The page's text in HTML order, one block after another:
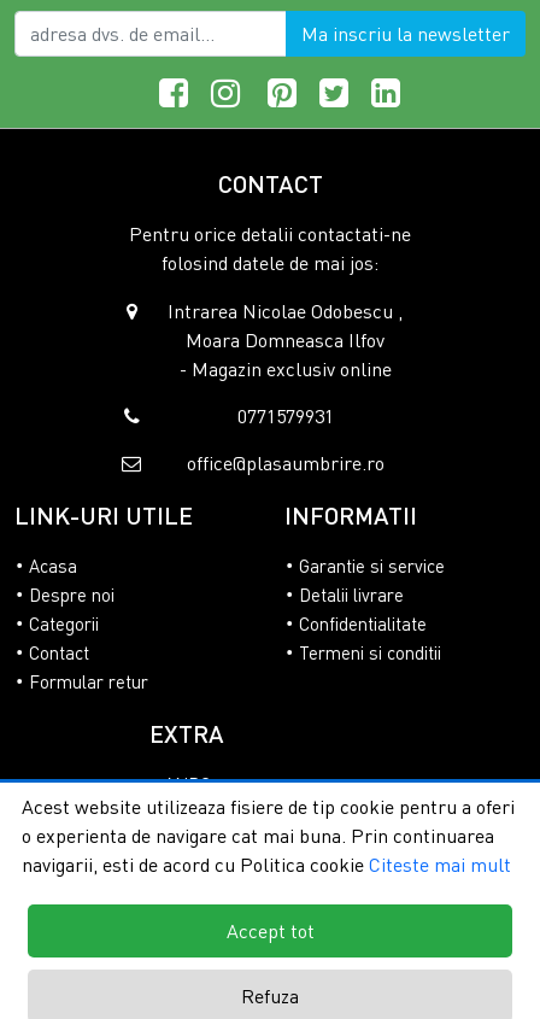
Ma inscriu la newsletter
CONTACT
Pentru orice detalii contactati-ne
folosind datele de mai jos:
Intrarea Nicolae Odobescu ,
Moara Domneasca Ilfov
- Magazin exclusiv online
0771579931
office@plasaumbrire.ro
LINK-URI UTILE
Acasa
Despre noi
Categorii
Contact
Formular retur
INFORMATII
Garantie si service
Detalii livrare
Confidentialitate
Termeni si conditii
EXTRA
ANPC
SOL
Copyright © 2026 - PlasaUmbrire.ro | Toate drepturile
rezervate.Creare magazine online by ITeXclusiv.ro
Acest website utilizeaza fisiere de tip cookie pentru a oferi
o experienta de navigare cat mai buna. Prin continuarea
navigarii, esti de acord cu Politica cookie Citeste mai mult
Accept tot
Refuza